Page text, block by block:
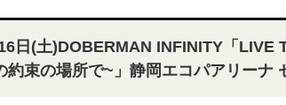
日(土)DOBERMAN INFINITY「LIVE
約束の場所で~」静岡エコパアリーナ